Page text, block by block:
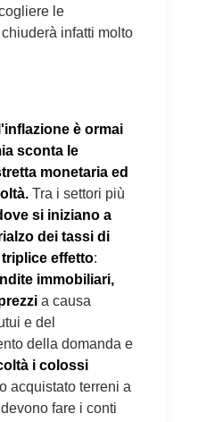
le
infatti molto
l'inflazione è ormai
sconta le
monetaria ed
Tra i settori più
si iniziano a
dei tassi di
triplice effetto:
immobiliari,
a causa
e del
della domanda e
i colossi
acquistato terreni a
fare i conti